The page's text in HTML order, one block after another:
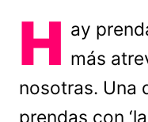
H ay
más
nosotras. Una
prendas con